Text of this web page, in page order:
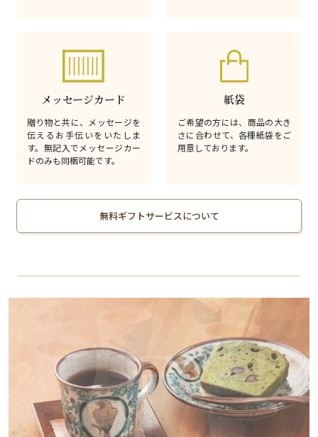
メッセージカード
贈り物と共に、メッセージを
伝えるお手伝いをいたしま
す。無記入でメッセージカー
ドのみも同梱可能です。
紙袋
ご希望の方には、商品の大き
さに合わせて、各種紙袋をご
用意しております。
無料ギフトサービスについて